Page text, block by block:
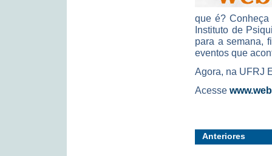
que é?
Instituto de
para a semana,
eventos que
Agora, na UFRJ
Acesse
Anteriores